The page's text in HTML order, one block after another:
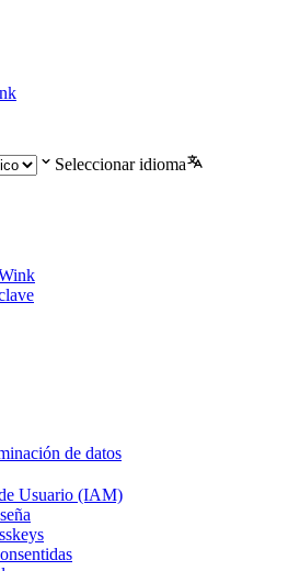
Seleccionar idioma
de datos
Usuario (IAM)